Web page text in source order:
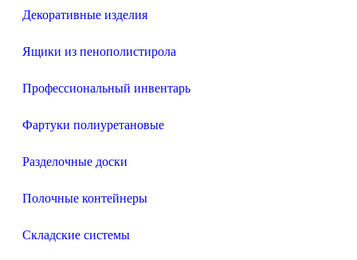
Декоративные изделия
Ящики из пенополистирола
Профессиональный инвентарь
Фартуки полиуретановые
Разделочные доски
Полочные контейнеры
Складские системы